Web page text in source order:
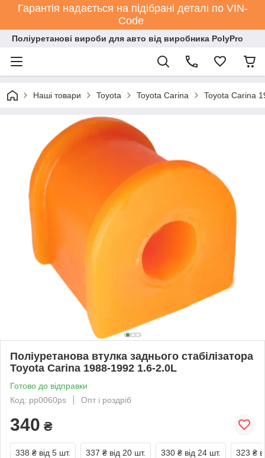
Гарантія надається на підібрані деталі по VIN-
Code
Поліуретанові вироби для авто від виробника PolyPro
Наші товари Toyota Toyota Carina Toyota Carina
Поліуретанова втулка заднього стабілізатора
Toyota Carina 1988-1992 1.6-2.0L
Готово до відправки
Код: pp0060ps
Опт і роздріб
340 ₴
338 ₴ від 5 шт. 337 ₴ від 20 шт. 330 ₴ від 24 шт. 323 ₴